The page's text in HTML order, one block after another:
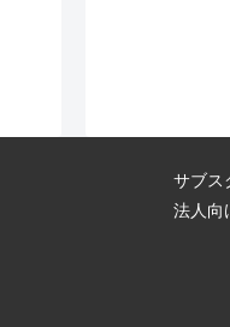
サブス
法人向